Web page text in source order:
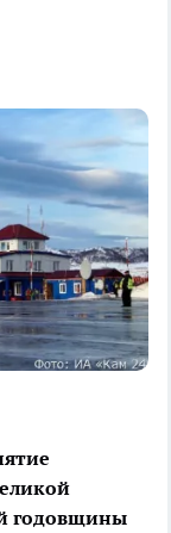
годовщины